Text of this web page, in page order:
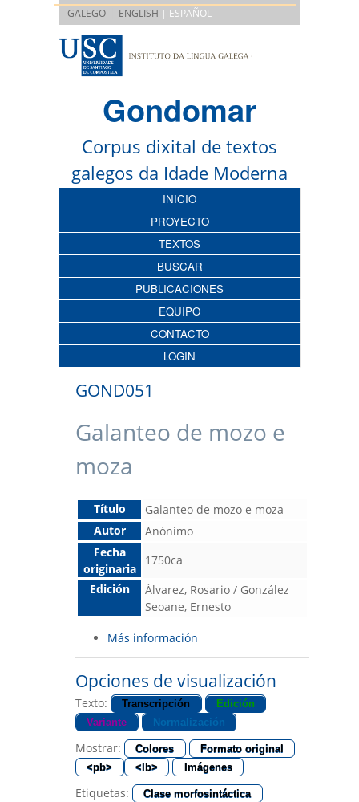
GALEGO ENGLISH | ESPAÑOL
Gondomar
Corpus dixital de textos
galegos da Idade Moderna
INICIO
PROYECTO
TEXTOS
BUSCAR
PUBLICACIONES
EQUIPO
CONTACTO
LOGIN
GOND051
Galanteo de mozo e
moza
Título
Galanteo de mozo e moza
Autor
Anónimo
Fecha
originaria
1750ca
Edición
Álvarez, Rosario / González
Seoane, Ernesto
Más información
Opciones de visualización
Texto: Transcripción
Edición
Variante
Normalización
Mostrar: Colores
Formato original
<pb>
<lb> Imágenes
Etiquetas:
Clase morfosintáctica